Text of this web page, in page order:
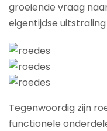
groeiende vraag
eigentijdse
Tegenwoordig zijn
functionele